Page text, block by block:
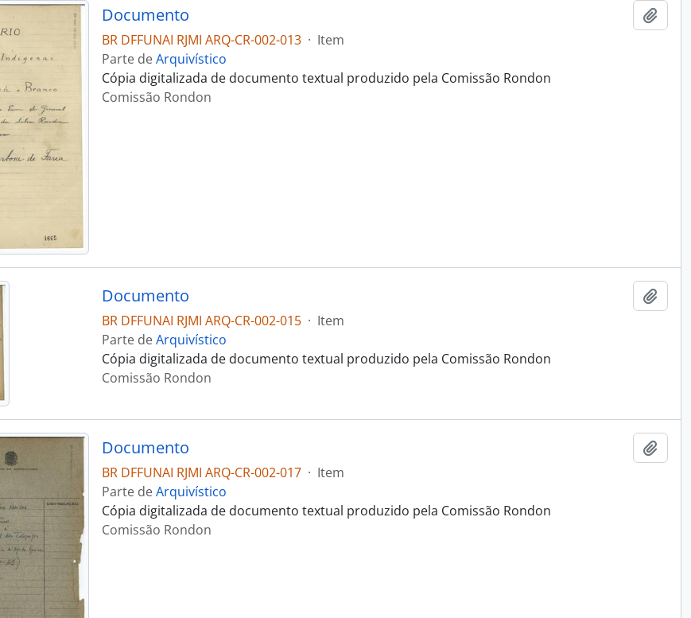
Documento
BR DFFUNAI RJMI ARQ-CR-002-013 · Item
Parte deArquivístico
Cópia digitalizada de documento textual produzido pela Comissão Rondon
Comissão Rondon
Documento
BR DFFUNAI RJMI ARQ-CR-002-015 · Item
Parte deArquivístico
Cópia digitalizada de documento textual produzido pela Comissão Rondon
Comissão Rondon
Documento
BR DFFUNAI RJMI ARQ-CR-002-017 · Item
Parte deArquivístico
Cópia digitalizada de documento textual produzido pela Comissão Rondon
Comissão Rondon